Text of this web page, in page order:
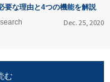
要な理由と4つの機能を解説
Dec. 25, 2020
む